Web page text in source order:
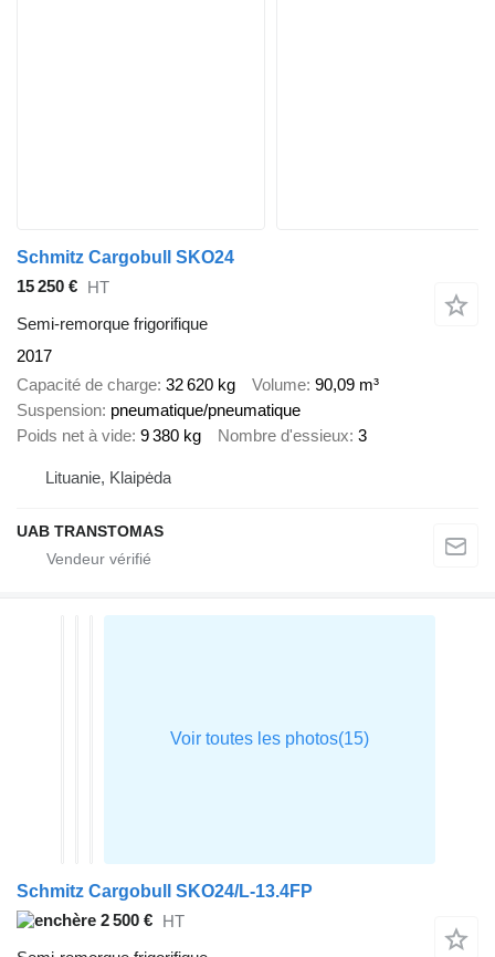
Schmitz Cargobull SKO24
15 250 € HT
Semi-remorque frigorifique
2017
Capacité de charge 32 620 kg Volume 90,09 m³
Suspension pneumatique/pneumatique
Poids net à vide 9 380 kg Nombre d'essieux 3
Lituanie, Klaipėda
UAB TRANSTOMAS
Schmitz Cargobull SKO24/L-13.4FP
2 500 € HT